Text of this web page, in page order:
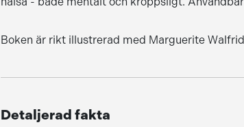
Boken är rikt illustrerad med Marguerite
Detaljerad fakta